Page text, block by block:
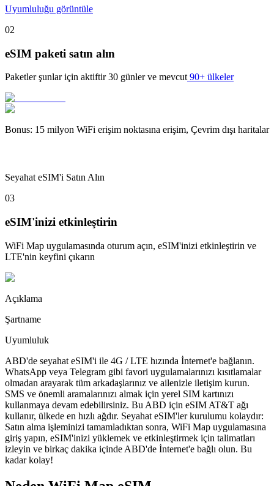
Uyumluluğu görüntüle
02
eSIM paketi satın alın
Paketler şunlar için aktiftir 30 günler ve mevcut 90+ ülkeler
Bonus: 15 milyon WiFi erişim noktasına erişim, Çevrim dışı haritalar
Seyahat eSIM'i Satın Alın
03
eSIM'inizi etkinleştirin
WiFi Map uygulamasında oturum açın, eSIM'inizi etkinleştirin ve
LTE'nin keyfini çıkarın
Açıklama
Şartname
Uyumluluk
ABD'de seyahat eSIM'i ile 4G / LTE hızında İnternet'e bağlanın.
WhatsApp veya Telegram gibi favori uygulamalarınızı kısıtlamalar
olmadan arayarak tüm arkadaşlarınız ve ailenizle iletişim kurun.
SMS ve önemli aramalarınızı almak için yerel SIM kartınızı
kullanmaya devam edebilirsiniz. Bu ABD için eSIM AT&T ağı
kullanır, ülkede en hızlı ağdır. Seyahat eSIM'ler kurulumu kolaydır:
Satın alma işleminizi tamamladıktan sonra, WiFi Map uygulamasına
giriş yapın, eSIM'inizi yüklemek ve etkinleştirmek için talimatları
izleyin ve birkaç dakika içinde ABD'de İnternet'e bağlı olun. Bu
kadar kolay!